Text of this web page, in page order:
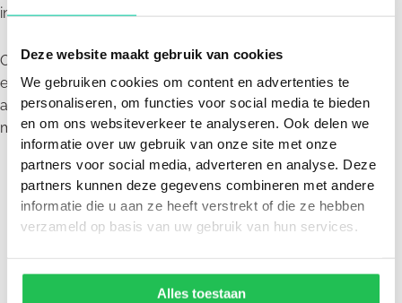
Deze website maakt gebruik van cookies
We gebruiken cookies om content en advertenties te
personaliseren, om functies voor social media te bieden
en om ons websiteverkeer te analyseren. Ook delen we
informatie over uw gebruik van onze site met onze
partners voor social media, adverteren en analyse. Deze
partners kunnen deze gegevens combineren met andere
informatie die u aan ze heeft verstrekt of die ze hebben
verzameld op basis van uw gebruik van hun services.
Alles toestaan
investeringen nodig zijn.
Of er nu net wordt begonnen met het nadenken over wat
een smart city voor de gemeente kan betekenen, of als er
al concrete stappen gezet willen worden: de
mogelijkheden zijn er. SmartCity-IoT helpt graag verder.